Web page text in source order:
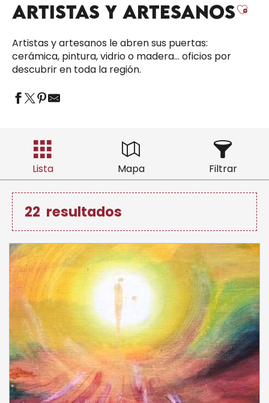
ARTISTAS Y ARTESANOS
Artistas y artesanos le abren sus puertas:
cerámica, pintura, vidrio o madera… oficios por
descubrir en toda la región.
Lista Mapa Filtrar
22 resultados